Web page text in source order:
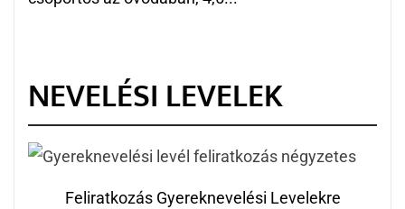
NEVELÉSI LEVELEK
Feliratkozás Gyereknevelési Levelekre